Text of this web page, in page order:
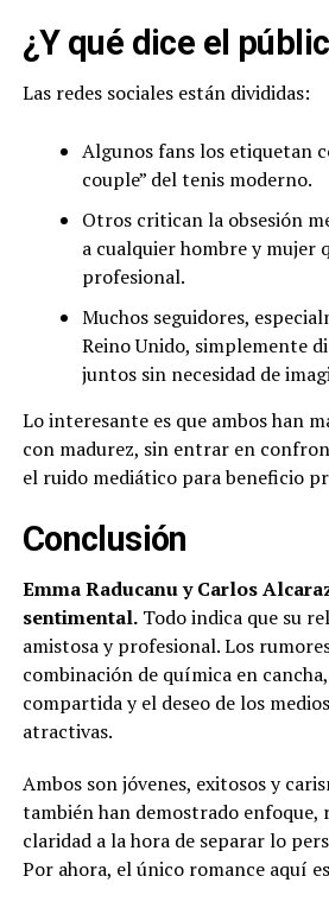
¿Y qué dice el
Las redes sociales están divididas:
Algunos fans los etiquetan
couple” del tenis moderno.
Otros critican la obsesión
a cualquier hombre y mujer
profesional.
Muchos seguidores,
Reino Unido, simplemente
juntos sin necesidad de
Lo interesante es que ambos han
con madurez, sin entrar en
el ruido mediático para beneficio
Conclusión
Emma Raducanu y Carlos
sentimental.Todo indica que su
amistosa y profesional. Los
combinación de química en
compartida y el deseo de los
atractivas.
Ambos son jóvenes, exitosos y
también han demostrado enfoque,
claridad a la hora de separar lo
Por ahora, el único romance aquí